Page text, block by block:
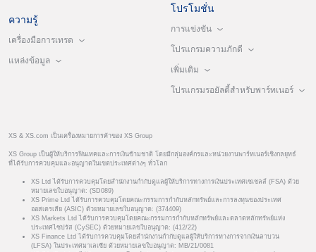
ความรู้
เครื่องมือการเทรด
แหล่งข้อมูล
โปรโมชั่น
การแข่งขัน
โปรแกรมความภักดี
เพิ่มเติม
โปรแกรมรอยัลตี้สำหรับพาร์ทเนอร์
XS & XS.com เป็นเครื่องหมายการค้าของ XS Group
XS Group เป็นผู้ให้บริการฟินเทคและการเงินข้ามชาติ โดยมีกลุ่มองค์กรและหน่วยงานพาร์ทเนอร์เชิงกลยุทธ์
ที่ได้รับการควบคุมและอนุญาตในเขตประเทศต่างๆ ทั่วโลก
XS Ltd ได้รับการควบคุมโดยสำนักงานกำกับดูแลผู้ให้บริการทางการเงินประเทศเซเชลส์ (FSA) ด้วย
หมายเลขใบอนุญาต: (SD089)
XS Prime Ltd ได้รับการควบคุมโดยคณะกรรมการกำกับหลักทรัพย์และการลงทุนของประเทศ
ออสเตรเลีย (ASIC) ด้วยหมายเลขใบอนุญาต: (374409)
XS Markets Ltd ได้รับการควบคุมโดยคณะกรรมการกำกับหลักทรัพย์และตลาดหลักทรัพย์แห่ง
ประเทศไซปรัส (CySEC) ด้วยหมายเลขใบอนุญาต: (412/22)
XS Finance Ltd ได้รับการควบคุมโดยสำนักงานกำกับดูแลผู้ให้บริการทางการจากเงินลาบวน
(LFSA) ในประเทศมาเลเซีย ด้วยหมายเลขใบอนุญาต: MB/21/0081